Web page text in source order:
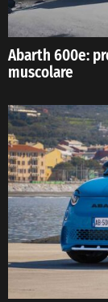
Abarth 600e:
muscolare